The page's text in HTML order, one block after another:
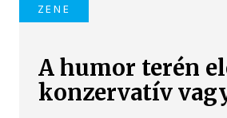
ZENE
A humor terén
konzervatív